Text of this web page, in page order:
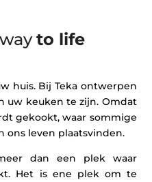
to life
huis. Bij Teka ontwerpen
uw keuken te zijn. Omdat
gekookt, waar sommige
ons leven plaatsvinden.
dan een plek waar
Het is ene plek om te